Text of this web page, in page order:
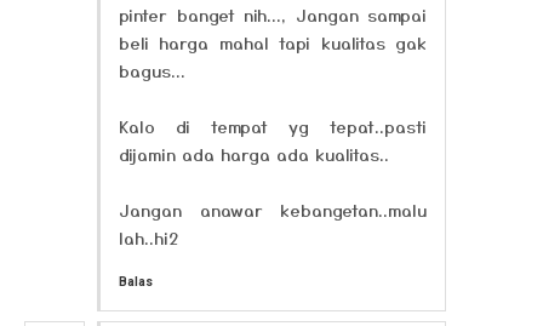
pinter banget nih..., Jangan sampai
beli harga mahal tapi kualitas gak
bagus...
Kalo di tempat yg tepat..pasti
dijamin ada harga ada kualitas..
Jangan anawar kebangetan..malu
lah..hi2
Balas